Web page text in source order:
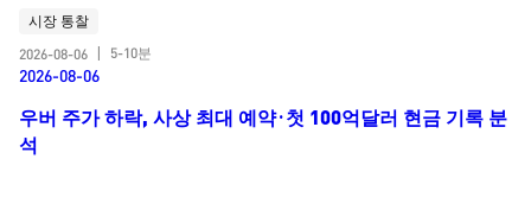
시장 통찰
2026-08-06
5-10분
2026-08-06
우버 주가 하락, 사상 최대 예약·첫 100억달러 현금 기록 분
석